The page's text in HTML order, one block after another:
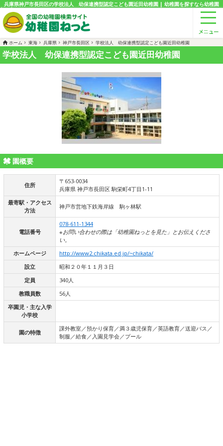
兵庫県神戸市長田区の学校法人 幼保連携型認定こども園近田幼稚園 | 幼稚園を探すなら幼稚園
ねっと
ホーム 東海 兵庫県 神戸市長田区 学校法人 幼保連携型認定こども園近田幼稚園
学校法人 幼保連携型認定こども園近田幼稚園
園概要
住所
〒653-0034
兵庫県 神戸市長田区 駒栄町4丁目1-11
最寄駅・アクセス
方法
神戸市営地下鉄海岸線 駒ヶ林駅
電話番号
078-611-1344
※お問い合わせの際は「幼稚園ねっとを見た」とお伝えくださ
い。
ホームページ
http://www2.chikata.ed.jp/~chikata/
設立
昭和２０年１１月３日
定員
340人
教職員数
56人
卒園児・主な入学
小学校
園の特徴
課外教室／預かり保育／満３歳児保育／英語教育／送迎バス／
制服／給食／入園見学会／プール